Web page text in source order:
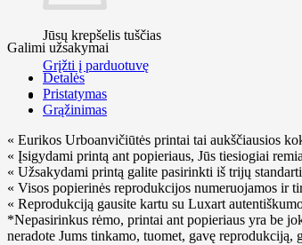
Jūsų krepšelis tuščias
Grįžti į parduotuvę
Galimi užsakymai
Detalės
Pristatymas
Grąžinimas
« Eurikos Urboanvičiūtės printai tai aukščiausios
« Įsigydami printą ant popieriaus, Jūs tiesiogiai
« Užsakydami printą galite pasirinkti iš trijų
« Visos popierinės reprodukcijos numeruojamos ir
« Reprodukciją gausite kartu su Luxart
*Nepasirinkus rėmo, printai ant popieriaus yra be
neradote Jums tinkamo, tuomet, gavę